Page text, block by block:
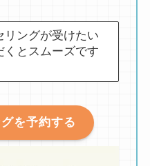
リングが受けたい
くとスムーズです
を予約する